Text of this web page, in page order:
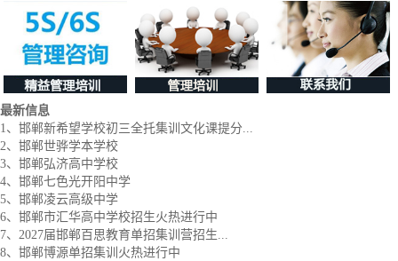
最新信息
1、邯郸新希望学校初三全托集训文化课提分...
2、邯郸世骅学本学校
3、邯郸弘济高中学校
4、邯郸七色光开阳中学
5、邯郸凌云高级中学
6、邯郸市汇华高中学校招生火热进行中
7、2027届邯郸百思教育单招集训营招生...
8、邯郸博源单招集训火热进行中